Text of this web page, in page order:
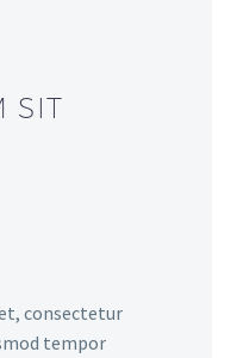
SIT
consectetur
tempor